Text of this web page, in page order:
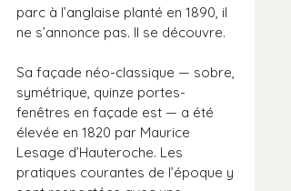
parc à l’anglaise planté en 1890, il
ne s’annonce pas. Il se découvre.
Sa façade néo-classique — sobre,
symétrique, quinze portes-
fenêtres en façade est — a été
élevée en 1820 par Maurice
Lesage d’Hauteroche. Les
pratiques courantes de l’époque y